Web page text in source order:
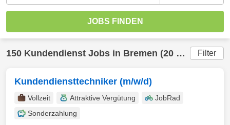
150 Kundendienst Jobs in Bremen (20 km) gefunden Filter
Kundendiensttechniker (m/w/d)
Vollzeit Attraktive Vergütung
JobRad
Sonderzahlung